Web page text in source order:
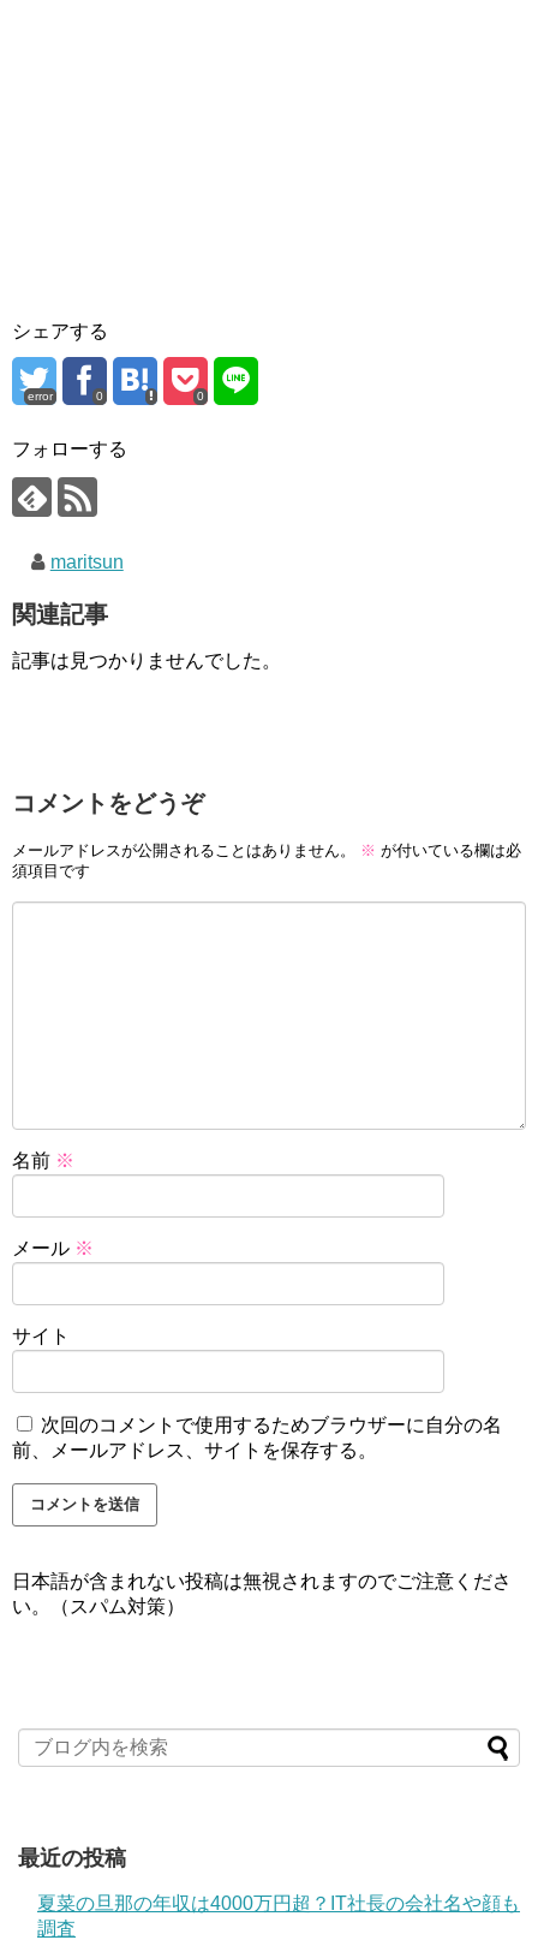
シェアする
error 0 0
フォローする
maritsun
関連記事
記事は見つかりませんでした。
コメントをどうぞ
メールアドレスが公開されることはありません。 ※ が付いている欄は必
須項目です
名前 ※
メール ※
サイト
次回のコメントで使用するためブラウザーに自分の名
前、メールアドレス、サイトを保存する。
日本語が含まれない投稿は無視されますのでご注意くださ
い。（スパム対策）
最近の投稿
夏菜の旦那の年収は4000万円超？IT社長の会社名や顔も
調査